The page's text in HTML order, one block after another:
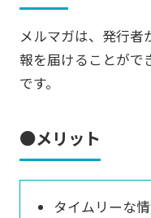
メルマガは、発行
報を届けることがで
です。
●メリット
タイムリーな